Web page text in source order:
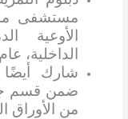
مستشفى
الأوعية
الداخلية، عام
شارك
ضمن قسم
من الأوراق